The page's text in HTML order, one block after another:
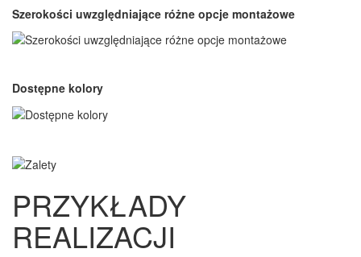
Szerokości uwzględniające różne opcje montażowe
Dostępne kolory
PRZYKŁADY
REALIZACJI